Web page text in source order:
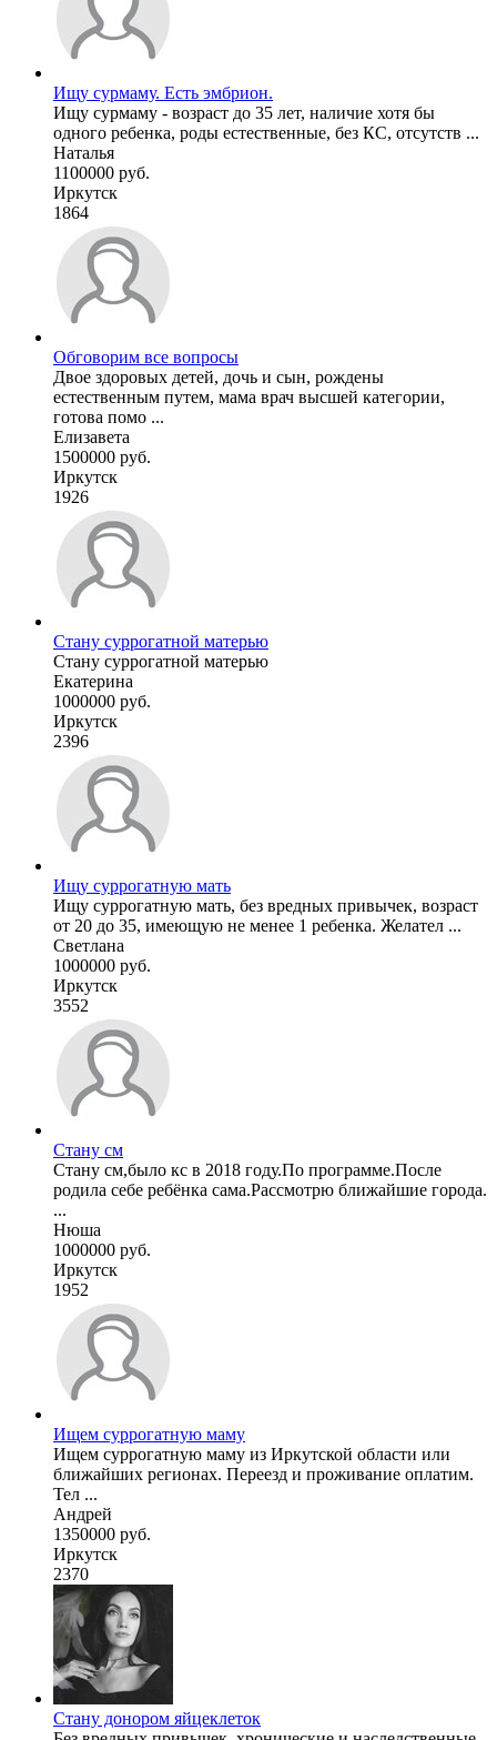
Ищу сурмаму. Есть эмбрион.
Ищу сурмаму - возраст до 35 лет, наличие хотя бы
одного ребенка, роды естественные, без КС, отсутств ...
Наталья
1100000 руб.
Иркутск
1864
Обговорим все вопросы
Двое здоровых детей, дочь и сын, рождены
естественным путем, мама врач высшей категории,
готова помо ...
Елизавета
1500000 руб.
Иркутск
1926
Стану суррогатной матерью
Стану суррогатной матерью
Екатерина
1000000 руб.
Иркутск
2396
Ищу суррогатную мать
Ищу суррогатную мать, без вредных привычек, возраст
от 20 до 35, имеющую не менее 1 ребенка. Желател ...
Светлана
1000000 руб.
Иркутск
3552
Стану см
Стану см,было кс в 2018 году.По программе.После
родила себе ребёнка сама.Рассмотрю ближайшие города.
...
Нюша
1000000 руб.
Иркутск
1952
Ищем суррогатную маму
Ищем суррогатную маму из Иркутской области или
ближайших регионах. Переезд и проживание оплатим.
Тел ...
Андрей
1350000 руб.
Иркутск
2370
Стану донором яйцеклеток